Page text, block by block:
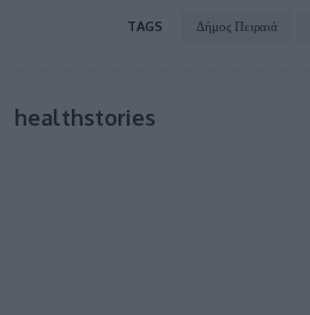
TAGS Δήμος Πειραιά
healthstories